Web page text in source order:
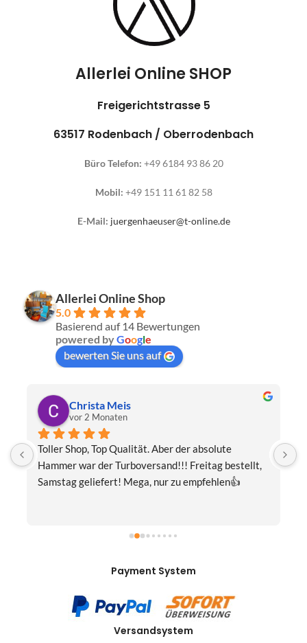
Allerlei Online SHOP
Freigerichtstrasse 5
63517 Rodenbach / Oberrodenbach
Büro Telefon: +49 6184 93 86 20
Mobil: +49 151 11 61 82 58
E-Mail: juergenhaeuser@t-online.de
Allerlei Online Shop
5.0
Basierend auf 14 Bewertungen
powered byGoogle
bewerten Sie uns auf
Christa Meis
vor 2 Monaten
Toller Shop, Top Qualität. Aber der absolute
Hammer war der Turboversand!!! Freitag bestellt,
Samstag geliefert! Mega, nur zu empfehlen👍
Payment System
Versandsystem